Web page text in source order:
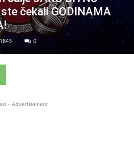
ste čekali GODINAMA
1843 0
- Advertisement